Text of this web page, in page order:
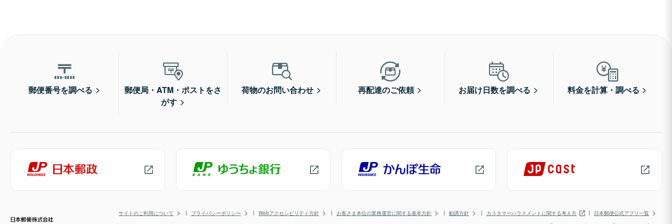
郵便番号を調べる
郵便局・ATM・ポストをさ
がす
荷物のお問い合わせ 再配達のご依頼 お届け日数を調べる 料金を計算・調べる
サイトのご利用について プライバシーポリシー Webアクセシビリティ方針 お客さま本位の業務運営に関する基本方針 勧誘方針 カスタマーハラスメントに関する考え方
日本郵便公式アプリ一覧